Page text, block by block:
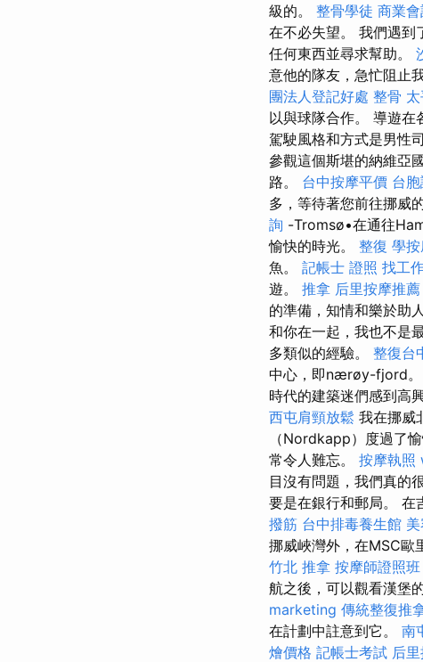
級的。 整骨學徒 商業
在不必失望。 我們遇到
任何東西並尋求幫助。
意他的隊友，急忙阻止
團法人登記好處 整骨
以與球隊合作。 導遊在
駕駛風格和方式是男性
參觀這個斯堪的納維亞
路。 台中按摩平價 台
多，等待著您前往挪威
詢 -Tromsø•在通往
愉快的時光。 整復 學
魚。 記帳士 證照 找工
遊。 推拿 后里按摩推薦
的準備，知情和樂於助
和你在一起，我也不是
多類似的經驗。 整復台
中心，即nærøy-fjord。
時代的建築迷們感到高
西屯肩頸放鬆 我在挪威
（Nordkapp）度過了
常令人難忘。 按摩執照
目沒有問題，我們真的
要是在銀行和郵局。 在
撥筋 台中排毒養生館
挪威峽灣外，在MSC歐
竹北 推拿 按摩師證照班
航之後，可以觀看漢堡
marketing 傳統整復推
在計劃中註意到它。 南
燴價格 記帳士考試 后